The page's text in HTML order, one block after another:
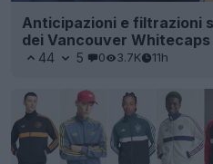
Anticipazioni e filtrazioni
dei Vancouver Whitecaps
44 5 0 3.7K 11h